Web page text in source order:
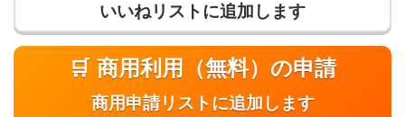
いいねリストに追加します
🛒 商用利用（無料）の申請
商用申請リストに追加します